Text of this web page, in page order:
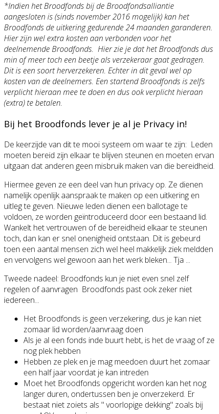
*Indien het Broodfonds bij de Broodfondsalliantie
aangesloten is (sinds november 2016 mogelijk) kan het
Broodfonds de uitkering gedurende 24 maanden garanderen.
Hier zijn wel extra kosten aan verbonden voor het
deelnemende Broodfonds. Hier zie je dat het Broodfonds dus
min of meer toch een beetje als verzekeraar gaat gedragen.
Dit is een soort herverzekeren. Echter in dit geval wel op
kosten van de deelnemers. Een startend Broodfonds is zelfs
verplicht hieraan mee te doen en dus ook verplicht hieraan
(extra) te betalen.
Bij het Broodfonds lever je al je Privacy in!
De keerzijde van dit te mooi systeem om waar te zijn: Leden
moeten bereid zijn elkaar te blijven steunen en moeten ervan
uitgaan dat anderen geen misbruik maken van die bereidheid.
Hiermee geven ze een deel van hun privacy op. Ze dienen
namelijk openlijk aanspraak te maken op een uitkering en
uitleg te geven. Nieuwe leden dienen een ballotage te
voldoen, ze worden geïntroduceerd door een bestaand lid.
Wankelt het vertrouwen of de bereidheid elkaar te steunen
toch, dan kan er snel onenigheid ontstaan. Dit is gebeurd
toen een aantal mensen zich wel heel makkelijk ziek meldden
en vervolgens wel gewoon aan het werk bleken... Tja ...
Tweede nadeel: Broodfonds kun je niet even snel zelf
regelen of aanvragen Broodfonds past ook zeker niet
iedereen...
Het Broodfonds is geen verzekering, dus je kan niet
zomaar lid worden/aanvraag doen
Als je al een fonds inde buurt hebt, is het de vraag of ze
nog plek hebben
Hebben ze plek en je mag meedoen duurt het zomaar
een half jaar voordat je kan intreden
Moet het Broodfonds opgericht worden kan het nog
langer duren, ondertussen ben je onverzekerd. Er
bestaat niet zoiets als " voorlopige dekking" zoals bij